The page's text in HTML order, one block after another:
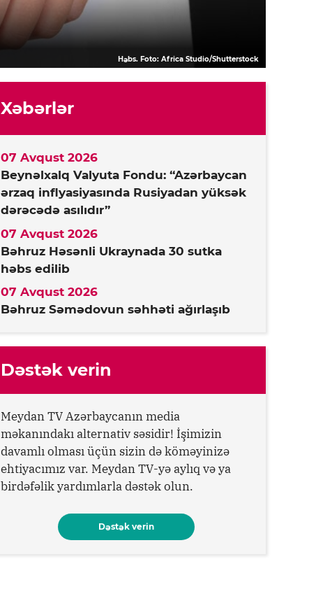
Həbs. Foto: Africa Studio/Shutterstock
Xəbərlər
Beynəlxalq Valyuta Fondu: “Azərbaycan
ərzaq inflyasiyasında Rusiyadan yüksək
dərəcədə asılıdır”
07 Avqust 2026
Bəhruz Həsənli Ukraynada 30 sutka
həbs edilib
07 Avqust 2026
Bəhruz Səmədovun səhhəti ağırlaşıb
07 Avqust 2026
Dəstək verin
Meydan TV Azərbaycanın media
məkanındakı alternativ səsidir! İşimizin
davamlı olması üçün sizin də köməyinizə
ehtiyacımız var. Meydan TV-yə aylıq və ya
birdəfəlik yardımlarla dəstək olun.
Dəstək verin